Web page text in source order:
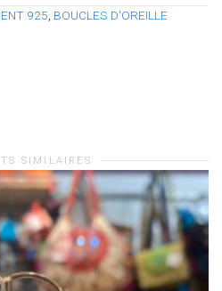
925 BOUCLES D'OREILLE
SIMILAIRES